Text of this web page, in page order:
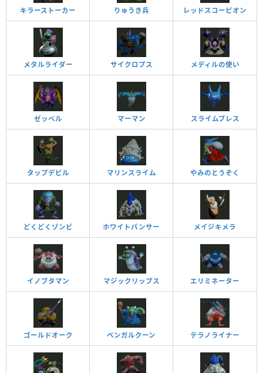
キラーストーカー りゅうき兵 レッドスコーピオン
メタルライダー サイクロプス メディルの使い
ゼッペル マーマン スライムブレス
タップデビル マリンスライム やみのとうぞく
どくどくゾンビ ホワイトパンサー メイジキメラ
イノブタマン マジックリップス エリミネーター
ゴールドオーク ベンガルクーン テラノライナー